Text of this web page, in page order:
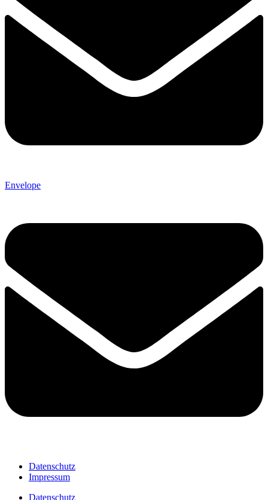
Envelope
Datenschutz
Impressum
Datenschutz